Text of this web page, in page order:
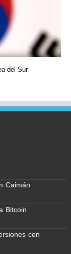
del Sur
Caimán
Bitcoin
con